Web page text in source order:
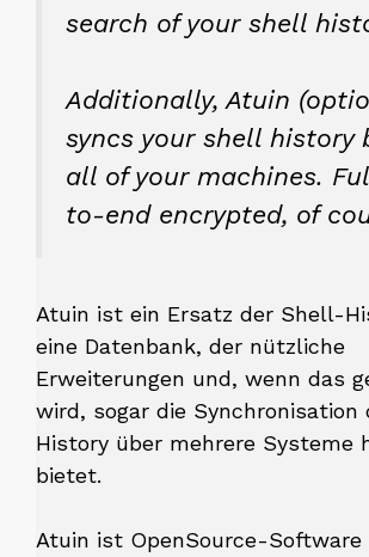
search of your shell
Additionally, Atuin
syncs your shell history
all of your machines.
to-end encrypted, of
Atuin ist ein Ersatz der Shell-
eine Datenbank, der nützliche
Erweiterungen und, wenn das
wird, sogar die Synchronisation
History über mehrere Systeme
bietet.
Atuin ist OpenSource-Software